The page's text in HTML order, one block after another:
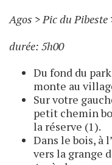
Agos > Pic du Pibeste
durée: 5h00
Du fond du
monte au
Sur votre
petit chemin
la réserve (1).
Dans le bois, à
vers la grange